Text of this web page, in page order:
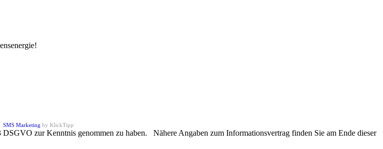
SMS Marketing by KlickTipp
DSGVO zur Kenntnis genommen zu haben. Nähere Angaben zum Informationsvertrag finden Sie am Ende dieser